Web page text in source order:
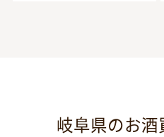
岐阜県のお